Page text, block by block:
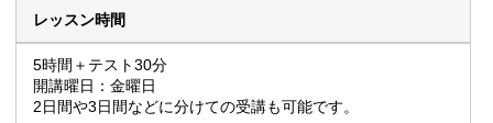
レッスン時間
5時間＋テスト30分
開講曜日：金曜日
2日間や3日間などに分けての受講も可能です。